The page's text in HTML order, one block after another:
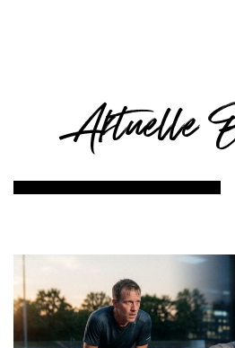
Aktuelle